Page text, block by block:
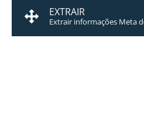
EXTRAIR
Extrair informações Meta